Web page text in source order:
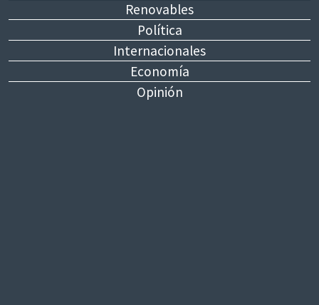
Renovables
Política
Internacionales
Economía
Opinión